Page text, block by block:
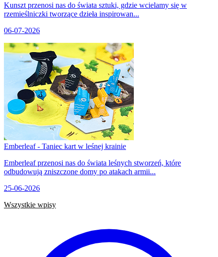
Kunszt przenosi nas do świata sztuki, gdzie wcielamy się w
rzemieślniczki tworzące dzieła inspirowan...
06-07-2026
Emberleaf - Taniec kart w leśnej krainie
Emberleaf przenosi nas do świata leśnych stworzeń, które
odbudowują zniszczone domy po atakach armii...
25-06-2026
Wszystkie wpisy